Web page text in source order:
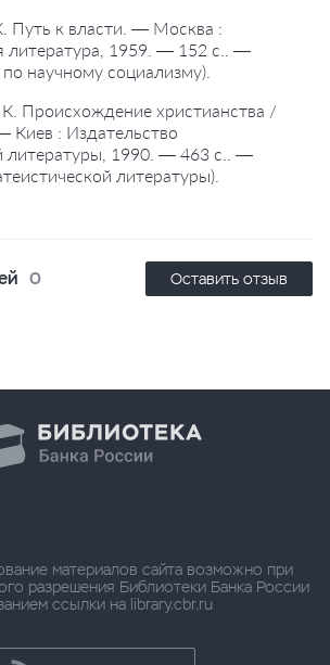
Путь к власти. — Москва :
литература, 1959. — 152 с.. —
научному социализму).
К. Происхождение христианства /
Киев : Издательство
литературы, 1990. — 463 с.. —
литературы).
0 Оставить отзыв
материалов сайта возможно при
разрешения Библиотеки Банка России
ссылки на library.cbr.ru